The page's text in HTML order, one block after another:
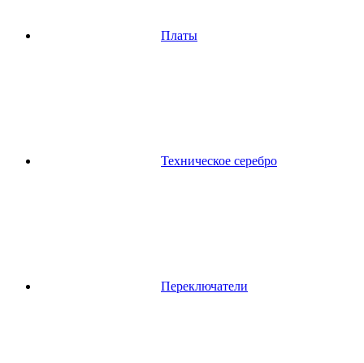
Платы
Техническое серебро
Переключатели